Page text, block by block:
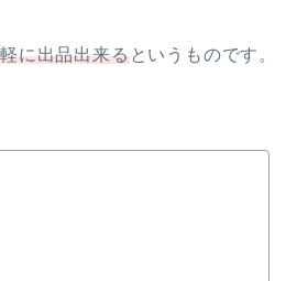
に出品出来るというものです。